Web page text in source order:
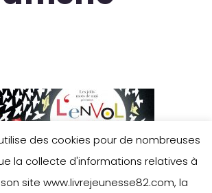
des cookies pour de nombreuses
la collecte d'informations relatives à
site www.livrejeunesse82.com, la